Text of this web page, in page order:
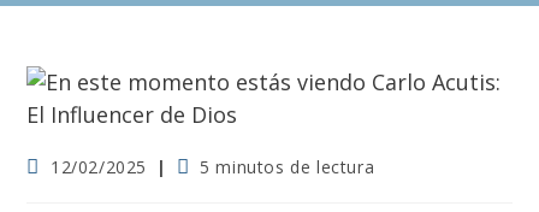
12/02/2025 5 minutos de lectura